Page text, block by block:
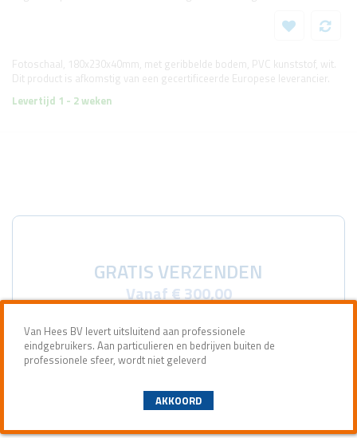
Van Hees BV levert uitsluitend aan professionele
eindgebruikers. Aan particulieren en bedrijven buiten de
professionele sfeer, wordt niet geleverd
AKKOORD
Fotoschaal, 180x230x40mm, met geribbelde bodem, PVC kunststof, wit.
Dit product is afkomstig van een gecertificeerde Europese leverancier.
Levertijd 1 - 2 weken
GRATIS VERZENDEN
Vanaf € 300,00